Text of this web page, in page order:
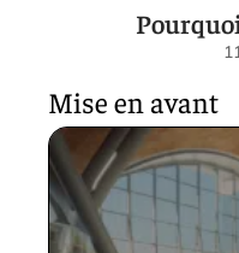
Mise en avant